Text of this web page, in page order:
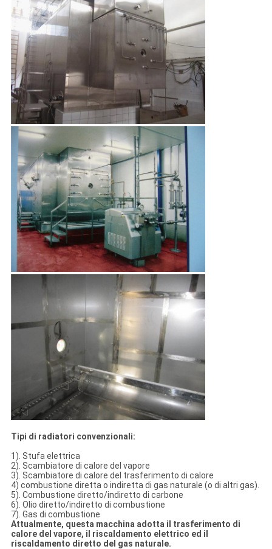
Tipi di radiatori convenzionali:
1). Stufa elettrica
2). Scambiatore di calore del vapore
3). Scambiatore di calore del trasferimento di calore
4) combustione diretta o indiretta di gas naturale (o di altri gas).
5). Combustione diretto/indiretto di carbone
6). Olio diretto/indiretto di combustione
7). Gas di combustione
Attualmente, questa macchina adotta il trasferimento di
calore del vapore, il riscaldamento elettrico ed il
riscaldamento diretto del gas naturale.